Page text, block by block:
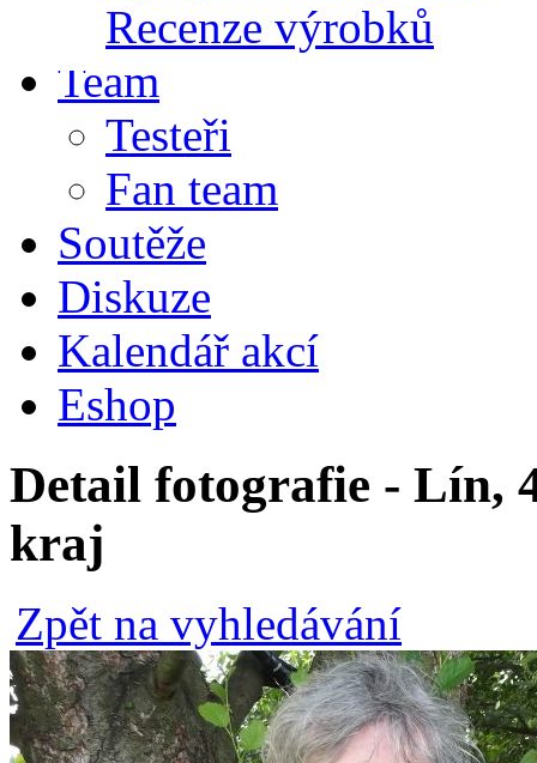
Recenze výrobků
Team
Testeři
Fan team
Soutěže
Diskuze
Kalendář akcí
Eshop
Detail fotografie - Lín,
kraj
Zpět na vyhledávání